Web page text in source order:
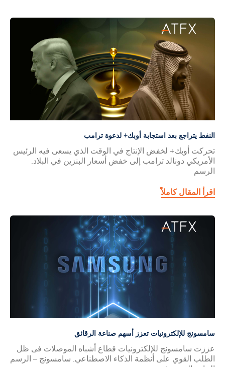
النفط يتراجع بعد استجابة أوبك+ لدعوة ترامب
تحركت أوبك+ لخفض الإنتاج في الوقت الذي يسعى فيه الرئيس
الأمريكي دونالد ترامب إلى خفض أسعار البنزين في البلاد.
الرسم
اقرأ المقال كاملاً
سامسونج للإلكترونيات تعزز أسهم صناعة الرقائق
عززت سامسونج للإلكترونيات قطاع أشباه الموصلات فى ظل
الطلب القوي على أنظمة الذكاء الاصطناعي. سامسونج – الرسم